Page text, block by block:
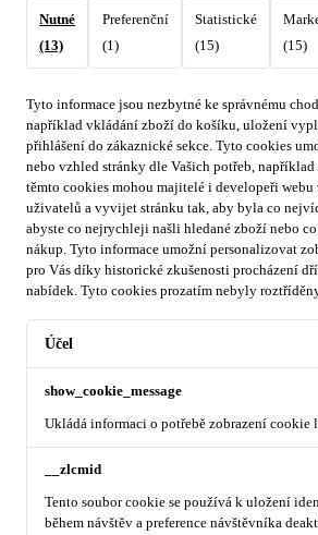
Nutné
(13)
Preferenční
(1)
Statistické
(15)
(15)
Tyto informace jsou nezbytné ke správnému
například vkládání zboží do košíku, uložení
přihlášení do zákaznické sekce. Tyto cookies
nebo vzhled stránky dle Vašich potřeb,
těmto cookies mohou majitelé i developeři
uživatelů a vyvijet stránku tak, aby byla co
abyste co nejrychleji našli hledané zboží nebo
nákup. Tyto informace umožní personalizovat
pro Vás díky historické zkušenosti procházení
nabídek. Tyto cookies prozatím nebyly
Účel
show_cookie_message
Ukládá informaci o potřebě zobrazení cookie
__zlcmid
Tento soubor cookie se používá k uložení
během návštěv a preference návštěvníka